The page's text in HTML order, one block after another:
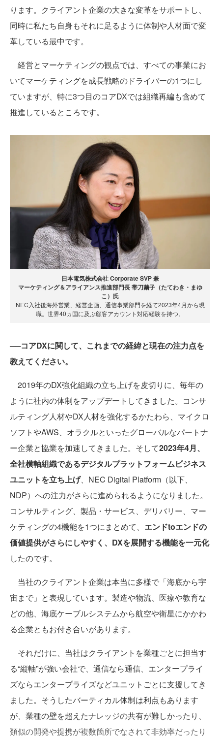
ります。クライアント企業の大きな変革をサポートし、
同時に私たち自身もそれに足るように体制や人材面で変
革している最中です。
経営とマーケティングの観点では、すべての事業にお
いてマーケティングを成長戦略のドライバーの1つにし
ていますが、特に3つ目のコアDXでは組織再編も含めて
推進しているところです。
日本電気株式会社 Corporate SVP 兼
マーケティング＆アライアンス推進部門長 帯刀繭子（たてわき・まゆ
こ）氏
NEC入社後海外営業、経営企画、通信事業部門を経て2023年4月から現
職。世界40ヵ国に及ぶ顧客アカウント対応経験を持つ。
──コアDXに関して、これまでの経緯と現在の注力点を
教えてください。
2019年のDX強化組織の立ち上げを皮切りに、毎年の
ように社内の体制をアップデートしてきました。コンサ
ルティング人材やDX人材を強化するかたわら、マイクロ
ソフトやAWS、オラクルといったグローバルなパートナ
ー企業と協業を加速してきました。そして2023年4月、
全社横軸組織であるデジタルプラットフォームビジネス
ユニットを立ち上げ、NEC Digital Platform（以下、
NDP）への注力がさらに進められるようになりました。
コンサルティング、製品・サービス、デリバリー、マー
ケティングの4機能を1つにまとめて、 エンドtoエンドの
価値提供がさらにしやすく、DXを展開する機能を一元化
したのです。
当社のクライアント企業は本当に多様で「海底から宇
宙まで」と表現しています。製造や物流、医療や教育な
どの他、海底ケーブルシステムから航空や衛星にかかわ
る企業ともお付き合いがあります。
それだけに、当社はクライアントを業種ごとに担当す
る“縦軸”が強い会社で、通信なら通信、エンタープライ
ズならエンタープライズなどユニットごとに支援してき
ました。そうしたバーティカル体制は利点もあります
が、業種の壁を超えたナレッジの共有が難しかったり、
類似の開発や提携が複数箇所でなされて非効率だったり